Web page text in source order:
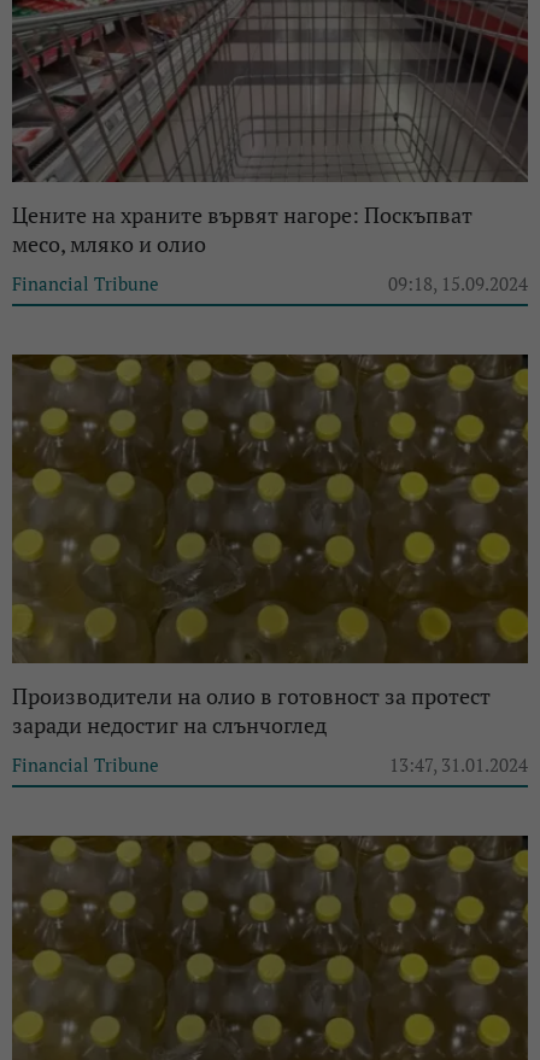
Цените на храните вървят нагоре: Поскъпват
месо, мляко и олио
Financial Tribune 09:18, 15.09.2024
Производители на олио в готовност за протест
заради недостиг на слънчоглед
Financial Tribune 13:47, 31.01.2024